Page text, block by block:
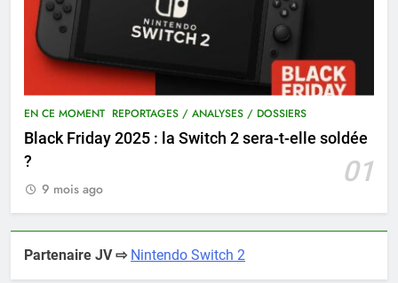
EN CE MOMENT REPORTAGES / ANALYSES / DOSSIERS
Black Friday 2025 : la Switch 2 sera-t-elle soldée
?
01
9 mois ago
Partenaire JV ⇨ Nintendo Switch 2